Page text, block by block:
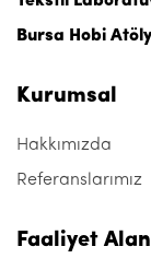
Bursa Hobi
Kurumsal
Hakkımızda
Referanslarımız
Faaliyet